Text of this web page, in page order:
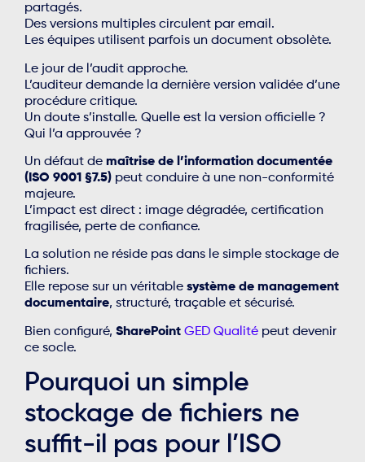
partagés.
Des versions multiples circulent par email.
Les équipes utilisent parfois un document obsolète.
Le jour de l’audit approche.
L’auditeur demande la dernière version validée d’une
procédure critique.
Un doute s’installe. Quelle est la version officielle ?
Qui l’a approuvée ?
Un défaut de maîtrise de l’information documentée
(ISO 9001 §7.5) peut conduire à une non-conformité
majeure.
L’impact est direct : image dégradée, certification
fragilisée, perte de confiance.
La solution ne réside pas dans le simple stockage de
fichiers.
Elle repose sur un véritable système de management
documentaire, structuré, traçable et sécurisé.
Bien configuré, SharePoint GED Qualité peut devenir
ce socle.
Pourquoi un simple
stockage de fichiers ne
suffit-il pas pour l’ISO